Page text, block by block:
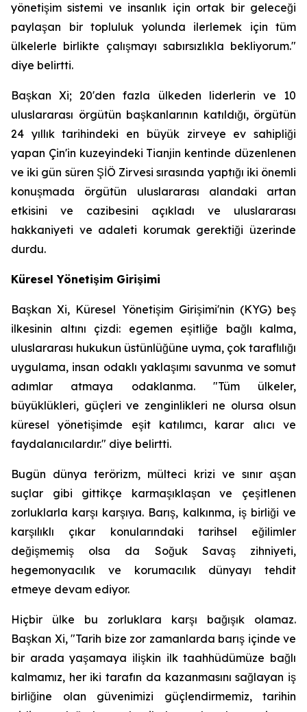
yönetişim sistemi ve insanlık için ortak bir geleceği
paylaşan bir topluluk yolunda ilerlemek için tüm
ülkelerle birlikte çalışmayı sabırsızlıkla bekliyorum."
diye belirtti.
Başkan Xi; 20'den fazla ülkeden liderlerin ve 10
uluslararası örgütün başkanlarının katıldığı, örgütün
24 yıllık tarihindeki en büyük zirveye ev sahipliği
yapan Çin'in kuzeyindeki Tianjin kentinde düzenlenen
ve iki gün süren ŞİÖ Zirvesi sırasında yaptığı iki önemli
konuşmada örgütün uluslararası alandaki artan
etkisini ve cazibesini açıkladı ve uluslararası
hakkaniyeti ve adaleti korumak gerektiği üzerinde
durdu.
Küresel Yönetişim Girişimi
Başkan Xi, Küresel Yönetişim Girişimi'nin (KYG) beş
ilkesinin altını çizdi: egemen eşitliğe bağlı kalma,
uluslararası hukukun üstünlüğüne uyma, çok taraflılığı
uygulama, insan odaklı yaklaşımı savunma ve somut
adımlar atmaya odaklanma. "Tüm ülkeler,
büyüklükleri, güçleri ve zenginlikleri ne olursa olsun
küresel yönetişimde eşit katılımcı, karar alıcı ve
faydalanıcılardır." diye belirtti.
Bugün dünya terörizm, mülteci krizi ve sınır aşan
suçlar gibi gittikçe karmaşıklaşan ve çeşitlenen
zorluklarla karşı karşıya. Barış, kalkınma, iş birliği ve
karşılıklı çıkar konularındaki tarihsel eğilimler
değişmemiş olsa da Soğuk Savaş zihniyeti,
hegemonyacılık ve korumacılık dünyayı tehdit
etmeye devam ediyor.
Hiçbir ülke bu zorluklara karşı bağışık olamaz.
Başkan Xi, "Tarih bize zor zamanlarda barış içinde ve
bir arada yaşamaya ilişkin ilk taahhüdümüze bağlı
kalmamız, her iki tarafın da kazanmasını sağlayan iş
birliğine olan güvenimizi güçlendirmemiz, tarihin